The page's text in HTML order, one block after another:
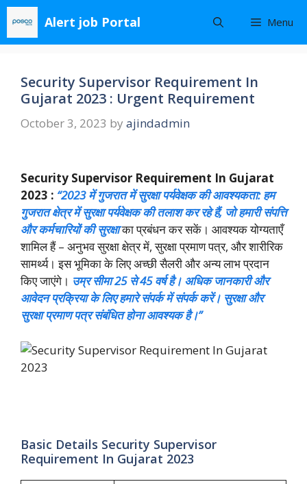
Skip
content
Alert job Portal Menu
Security Supervisor Requirement In
Gujarat 2023 : Urgent Requirement
October 3, 2023 by ajindadmin
Security Supervisor Requirement In Gujarat
2023 : “2023 में गुजरात में सुरक्षा पर्यवेक्षक की आवश्यकता: हम
गुजरात क्षेत्र में सुरक्षा पर्यवेक्षक की तलाश कर रहे हैं, जो हमारी संपत्ति
और कर्मचारियों की सुरक्षाका प्रबंधन कर सकें। आवश्यक योग्यताएँ
शामिल हैं – अनुभव सुरक्षा क्षेत्र में, सुरक्षा प्रमाण पत्र, और शारीरिक
सामर्थ्य। इस भूमिका के लिए अच्छी सैलरी और अन्य लाभ प्रदान
किए जाएंगे। उम्र सीमा 25 से 45 वर्ष है। अधिक जानकारी और
आवेदन प्रक्रिया के लिए हमारे संपर्क में संपर्क करें। सुरक्षा और
सुरक्षा प्रमाण पत्र संबंधित होना आवश्यक है।”
Basic Details Security Supervisor
Requirement In Gujarat 2023